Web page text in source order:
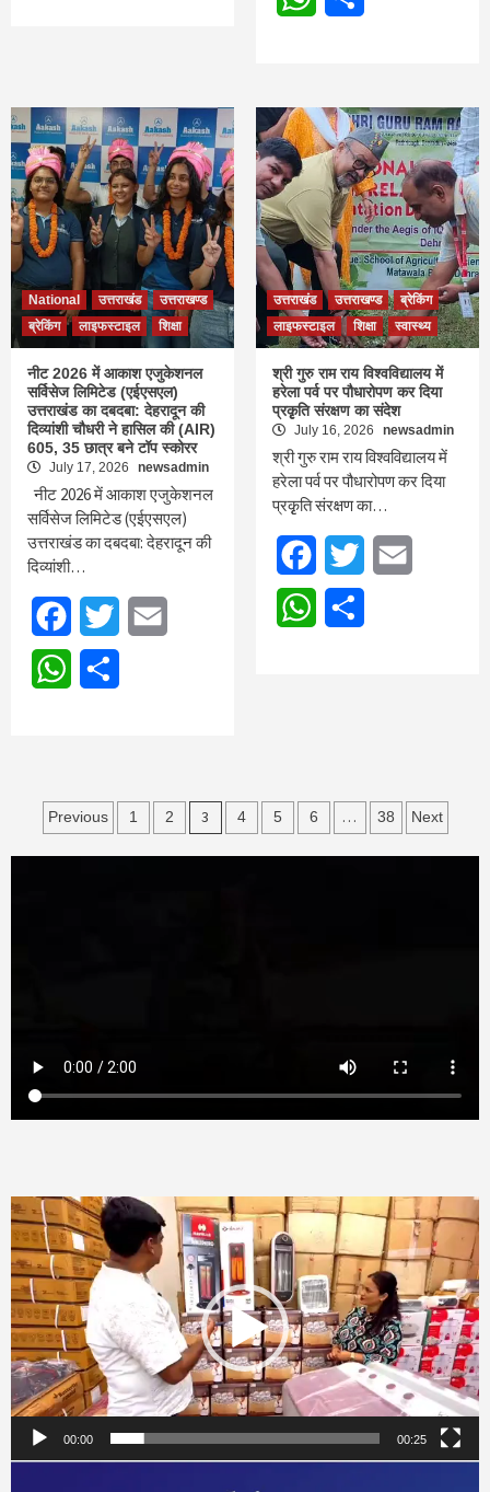
National उत्तराखंड
उत्तराखण्ड
ब्रेकिंग
लाइफस्टाइल शिक्षा
नीट 2026 में आकाश एजुकेशनल
सर्विसेज लिमिटेड (एईएसएल)
उत्तराखंड का दबदबा: देहरादून की
दिव्यांशी चौधरी ने हासिल की (AIR)
605, 35 छात्र बने टॉप स्कोरर
July 17, 2026 newsadmin
नीट 2026 में आकाश एजुकेशनल
सर्विसेज लिमिटेड (एईएसएल)
उत्तराखंड का दबदबा: देहरादून की
दिव्यांशी…
FacebookTwitter
WhatsApp
उत्तराखंड उत्तराखण्ड
ब्रेकिंग
लाइफस्टाइल
शिक्षा स्वास्थ्य
श्री गुरु राम राय विश्वविद्यालय में
हरेला पर्व पर पौधारोपण कर दिया
प्रकृृति संरक्षण का संदेश
July 16, 2026 newsadmin
श्री गुरु राम राय विश्वविद्यालय में
हरेला पर्व पर पौधारोपण कर दिया
प्रकृृति संरक्षण का…
FacebookTwitter
WhatsApp
Posts
pagination
Previous 1 2 3 4 5 6 … 38 Next
Video
Player
00:00 00:25